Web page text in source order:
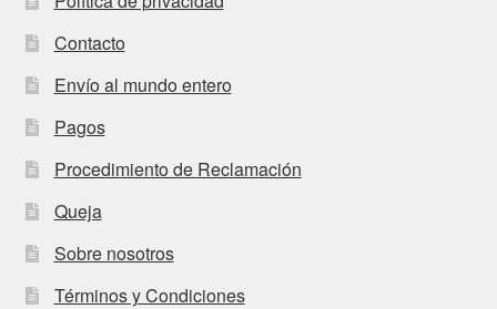
Contacto
Envío al mundo entero
Pagos
Procedimiento de Reclamación
Queja
Sobre nosotros
Términos y Condiciones